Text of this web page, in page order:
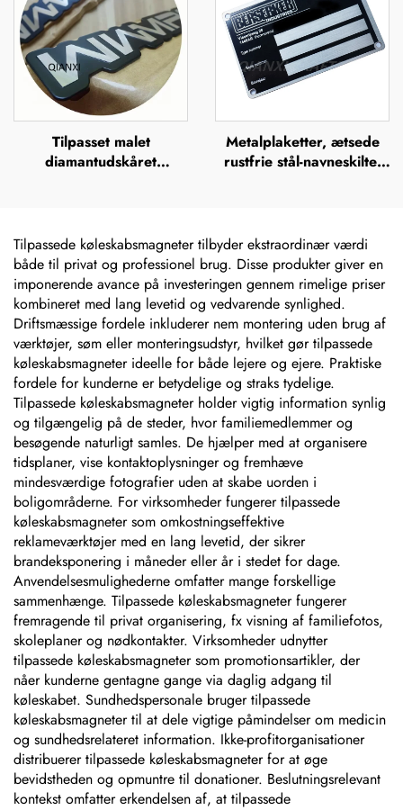
Tilpasset malet
diamantudskåret
Metalplaketter, ætsede
rustfrie stål-navneskilte,
Tilpassede køleskabsmagneter tilbyder ekstraordinær værdi
både til privat og professionel brug. Disse produkter giver en
imponerende avance på investeringen gennem rimelige priser
kombineret med lang levetid og vedvarende synlighed.
Driftsmæssige fordele inkluderer nem montering uden brug af
værktøjer, søm eller monteringsudstyr, hvilket gør tilpassede
køleskabsmagneter ideelle for både lejere og ejere. Praktiske
fordele for kunderne er betydelige og straks tydelige.
Tilpassede køleskabsmagneter holder vigtig information synlig
og tilgængelig på de steder, hvor familiemedlemmer og
besøgende naturligt samles. De hjælper med at organisere
tidsplaner, vise kontaktoplysninger og fremhæve
mindesværdige fotografier uden at skabe uorden i
boligområderne. For virksomheder fungerer tilpassede
køleskabsmagneter som omkostningseffektive
reklameværktøjer med en lang levetid, der sikrer
brandeksponering i måneder eller år i stedet for dage.
Anvendelsesmulighederne omfatter mange forskellige
sammenhænge. Tilpassede køleskabsmagneter fungerer
fremragende til privat organisering, fx visning af familiefotos,
skoleplaner og nødkontakter. Virksomheder udnytter
tilpassede køleskabsmagneter som promotionsartikler, der
nåer kunderne gentagne gange via daglig adgang til
køleskabet. Sundhedspersonale bruger tilpassede
køleskabsmagneter til at dele vigtige påmindelser om medicin
og sundhedsrelateret information. Ikke-profitorganisationer
distribuerer tilpassede køleskabsmagneter for at øge
bevidstheden og opmuntre til donationer. Beslutningsrelevant
kontekst omfatter erkendelsen af, at tilpassede